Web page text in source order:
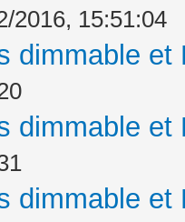
2016, 15:51:04
dimmable
dimmable
dimmable